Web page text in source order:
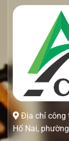
Địa chỉ công
Hố Nai,